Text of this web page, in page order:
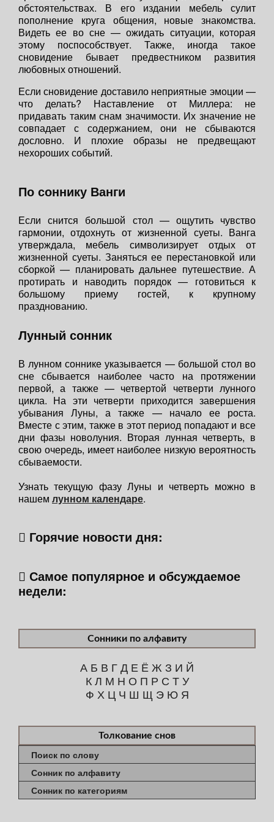
обстоятельствах. В его издании мебель сулит
пополнение круга общения, новые знакомства.
Видеть ее во сне — ожидать ситуации, которая
этому поспособствует. Также, иногда такое
сновидение бывает предвестником развития
любовных отношений.
Если сновидение доставило неприятные эмоции —
что делать? Наставление от Миллера: не
придавать таким снам значимости. Их значение не
совпадает с содержанием, они не сбываются
дословно. И плохие образы не предвещают
нехороших событий.
По соннику Ванги
Если снится большой стол — ощутить чувство
гармонии, отдохнуть от жизненной суеты. Ванга
утверждала, мебель символизирует отдых от
жизненной суеты. Заняться ее перестановкой или
сборкой — планировать дальнее путешествие. А
протирать и наводить порядок — готовиться к
большому приему гостей, к крупному
празднованию.
Лунный сонник
В лунном соннике указывается — большой стол во
сне сбывается наиболее часто на протяжении
первой, а также — четвертой четверти лунного
цикла. На эти четверти приходится завершения
убывания Луны, а также — начало ее роста.
Вместе с этим, также в этот период попадают и все
дни фазы новолуния. Вторая лунная четверть, в
свою очередь, имеет наиболее низкую вероятность
сбываемости.
Узнать текущую фазу Луны и четверть можно в
нашем лунном календаре.
Горячие новости дня:
Самое популярное и обсуждаемое
недели:
Сонники по алфавиту
А Б В ГД Е Ё Ж З И Й
К Л М Н О П Р С Т У
Ф Х Ц Ч Ш Щ Э Ю Я
Толкование снов
Поиск по слову
Сонник по алфавиту
Сонник по категориям